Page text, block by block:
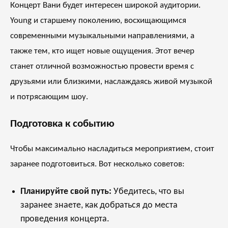
Концерт Вани будет интересен широкой аудитории.
Young и старшему поколению, восхищающимся
современными музыкальными направлениями, а
также тем, кто ищет новые ощущения. Этот вечер
станет отличной возможностью провести время с
друзьями или близкими, наслаждаясь живой музыкой
и потрясающим шоу.
Подготовка к событию
Чтобы максимально насладиться мероприятием, стоит
заранее подготовиться. Вот несколько советов:
Планируйте свой путь: Убедитесь, что вы
заранее знаете, как добраться до места
проведения концерта.